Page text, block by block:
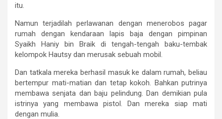
itu.
Namun terjadilah perlawanan dengan menerobos pagar
rumah dengan kendaraan lapis baja dengan pimpinan
Syaikh Haniy bin Braik di tengah-tengah baku-tembak
kelompok Hautsy dan merusak sebuah mobil.
Dan tatkala mereka berhasil masuk ke dalam rumah, beliau
bertempur mati-matian dan tetap kokoh. Bahkan putrinya
membawa senjata dan baju pelindung. Dan demikian pula
istrinya yang membawa pistol. Dan mereka siap mati
dengan mulia.